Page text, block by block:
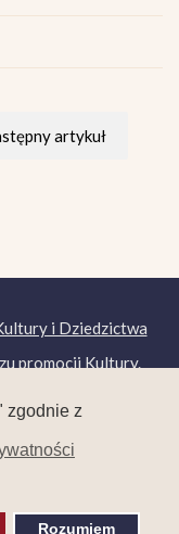
zgodnie z
Rozumiem
artykuł
i Dziedzictwa
promocji Kultury.